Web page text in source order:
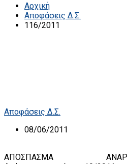
Αρχική
Αποφάσεις Δ.Σ.
116/2011
Αποφάσεις Δ.Σ.
08/06/2011
ΑΠΟΣΠΑΣΜΑ